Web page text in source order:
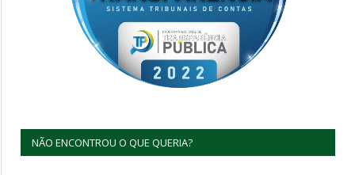
NÃO ENCONTROU O QUE QUERIA?